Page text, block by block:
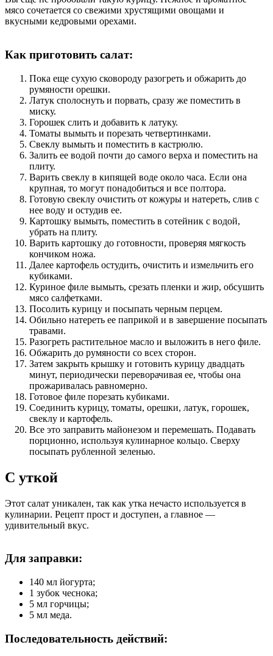
мясо сочетается со свежими хрустящими овощами и
вкусными кедровыми орехами.
Как приготовить салат:
Пока еще сухую сковороду разогреть и обжарить до
румяности орешки.
Латук сполоснуть и порвать, сразу же поместить в
миску.
Горошек слить и добавить к латуку.
Томаты вымыть и порезать четвертинками.
Свеклу вымыть и поместить в кастрюлю.
Залить ее водой почти до самого верха и поместить на
плиту.
Варить свеклу в кипящей воде около часа. Если она
крупная, то могут понадобиться и все полтора.
Готовую свеклу очистить от кожуры и натереть, слив с
нее воду и остудив ее.
Картошку вымыть, поместить в сотейник с водой,
убрать на плиту.
Варить картошку до готовности, проверяя мягкость
кончиком ножа.
Далее картофель остудить, очистить и измельчить его
кубиками.
Куриное филе вымыть, срезать пленки и жир, обсушить
мясо салфетками.
Посолить курицу и посыпать черным перцем.
Обильно натереть ее паприкой и в завершение посыпать
травами.
Разогреть растительное масло и выложить в него филе.
Обжарить до румяности со всех сторон.
Затем закрыть крышку и готовить курицу двадцать
минут, периодически переворачивая ее, чтобы она
прожаривалась равномерно.
Готовое филе порезать кубиками.
Соединить курицу, томаты, орешки, латук, горошек,
свеклу и картофель.
Все это заправить майонезом и перемешать. Подавать
порционно, используя кулинарное кольцо. Сверху
посыпать рубленной зеленью.
С уткой
Этот салат уникален, так как утка нечасто используется в
кулинарии. Рецепт прост и доступен, а главное —
удивительный вкус.
Для заправки:
140 мл йогурта;
1 зубок чеснока;
5 мл горчицы;
5 мл меда.
Последовательность действий: